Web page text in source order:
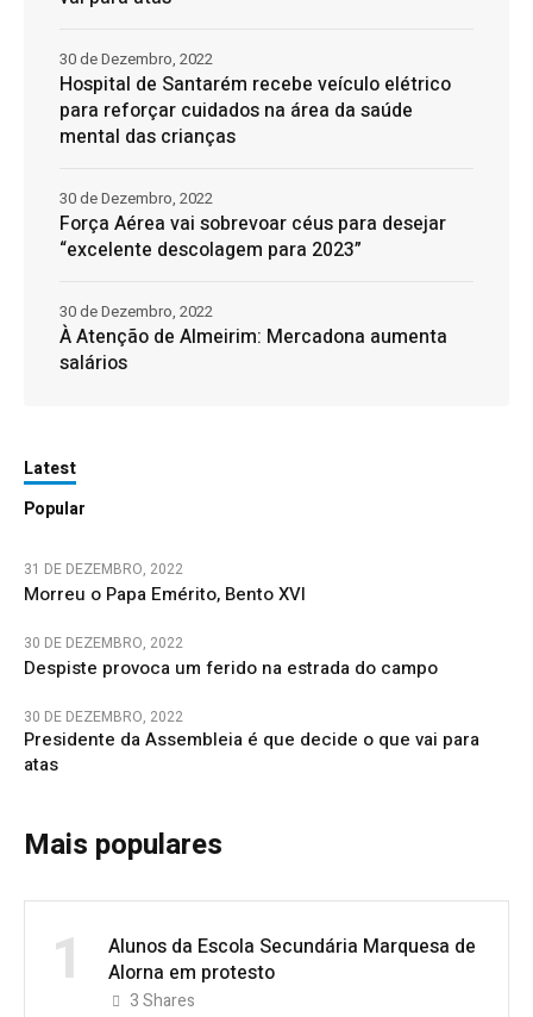
Hospital de Santarém recebe veículo elétrico
para reforçar cuidados na área da saúde
mental das crianças
30 de Dezembro, 2022
Força Aérea vai sobrevoar céus para desejar
“excelente descolagem para 2023”
30 de Dezembro, 2022
À Atenção de Almeirim: Mercadona aumenta
salários
30 de Dezembro, 2022
Latest
Popular
31 DE DEZEMBRO, 2022
Morreu o Papa Emérito, Bento XVI
30 DE DEZEMBRO, 2022
Despiste provoca um ferido na estrada do campo
30 DE DEZEMBRO, 2022
Presidente da Assembleia é que decide o que vai para
atas
Mais populares
1
Alunos da Escola Secundária Marquesa de
Alorna em protesto
3Shares